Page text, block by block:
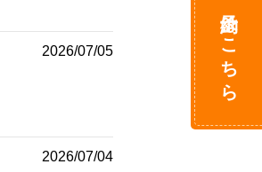
2026/07/05
2026/07/04
予約はこちら